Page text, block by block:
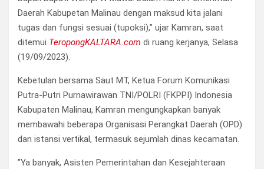
Daerah Kabupetan Malinau dengan maksud kita jalani
tugas dan fungsi sesuai (tupoksi),” ujar Kamran, saat
ditemui TeropongKALTARA.com di ruang kerjanya, Selasa
(19/09/2023).
Kebetulan bersama Saut MT, Ketua Forum Komunikasi
Putra-Putri Purnawirawan TNI/POLRI (FKPPI) Indonesia
Kabupaten Malinau, Kamran mengungkapkan banyak
membawahi beberapa Organisasi Perangkat Daerah (OPD)
dan istansi vertikal, termasuk sejumlah dinas kecamatan.
”Ya banyak, Asisten Pemerintahan dan Kesejahteraan